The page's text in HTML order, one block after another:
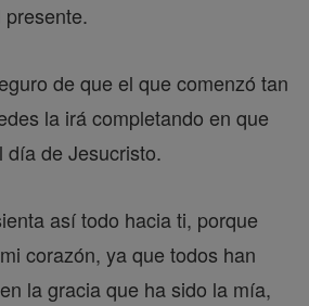
de que el que comenzó tan
la irá completando en que
día de Jesucristo.
así todo hacia ti, porque
corazón, ya que todos han
la gracia que ha sido la mía,